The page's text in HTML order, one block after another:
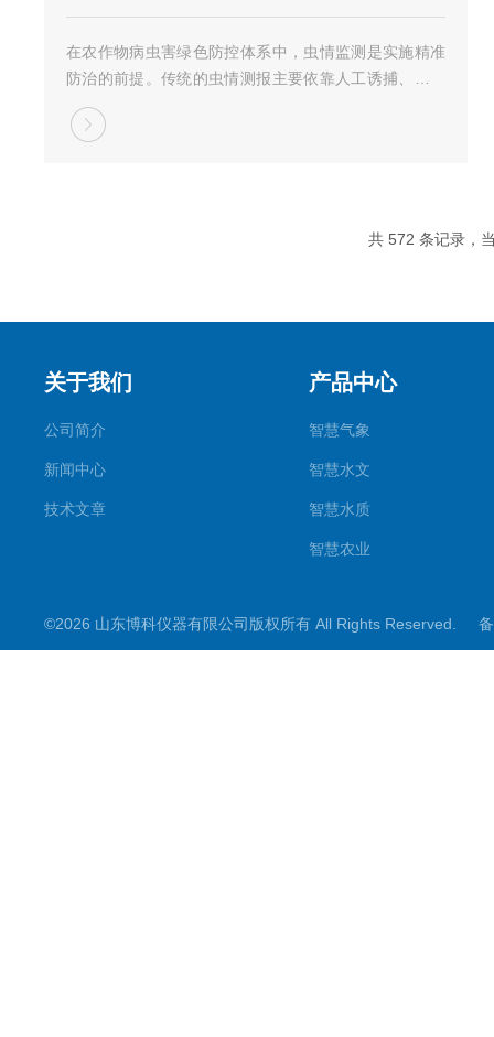
在农作物病虫害绿色防控体系中，虫情监测是实施精准
防治的前提。传统的虫情测报主要依靠人工诱捕、目测
分类和手工计数，存在劳动强度大、数据滞后、覆盖范
围有限等不足。远程拍照式虫情测报灯的出现，为虫情
共 572 条记录，
关于我们
公司简介
新闻中心
技术文章
产品中心
智慧气象
智慧水文
智慧水质
智慧农业
微型气象仪
©2026 山东博科仪器有限公司版权所有 All Rights Reserved.